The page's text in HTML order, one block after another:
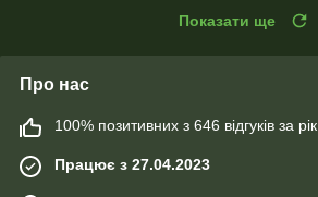
Показати ще
Про нас
100% позитивних з 646 відгуків за рік
Працює з 27.04.2023